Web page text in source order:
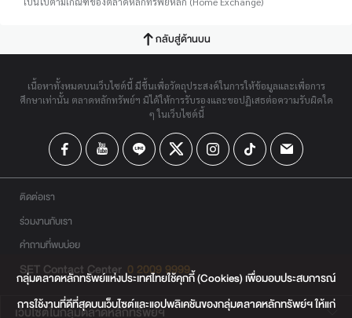
กลับสู่ด้านบน
เนื้อหาทั้งหมดบนเว็บไซต์นี้ มีขึ้นเพื่อวัตถุประสงค์ในการให้ข้อมูลและเพื่อการ
ศึกษาเท่านั้น ตลาดหลักทรัพย์ฯ มิได้ให้การรับรองและขอปฏิเสธต่อความรับผิดใด
ๆ ในเว็บไซต์นี้
ติดต่อเรา
ร่วมงานกับเรา
คำถามที่พบบ่อย
SET Contact Center 0 2009 9999
เว็บไซต์ในกลุ่มตลาดหลักทรัพย์ฯ
กลุ่มตลาดหลักทรัพย์แห่งประเทศไทยใช้คุกกี้ (Cookies) เพื่อมอบประสบการณ์
การใช้งานที่ดีที่สุดบนเว็บไซต์และแอปพลิเคชันของกลุ่มตลาดหลักทรัพย์ฯ ให้แก่